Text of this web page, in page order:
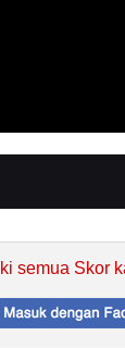
semua Skor